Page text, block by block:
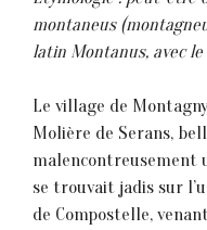
montaneus
latin Montanus, avec
Le village de
Molière de Serans,
malencontreusement
se trouvait jadis sur
de Compostelle,